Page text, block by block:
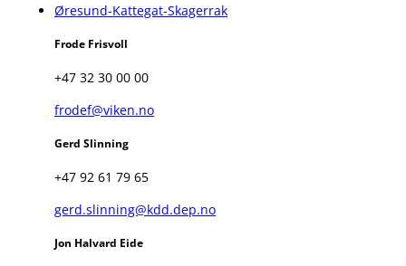
Øresund-Kattegat-Skagerrak
Frode Frisvoll
+47 32 30 00 00
frodef@viken.no
Gerd Slinning
+47 92 61 79 65
gerd.slinning@kdd.dep.no
Jon Halvard Eide